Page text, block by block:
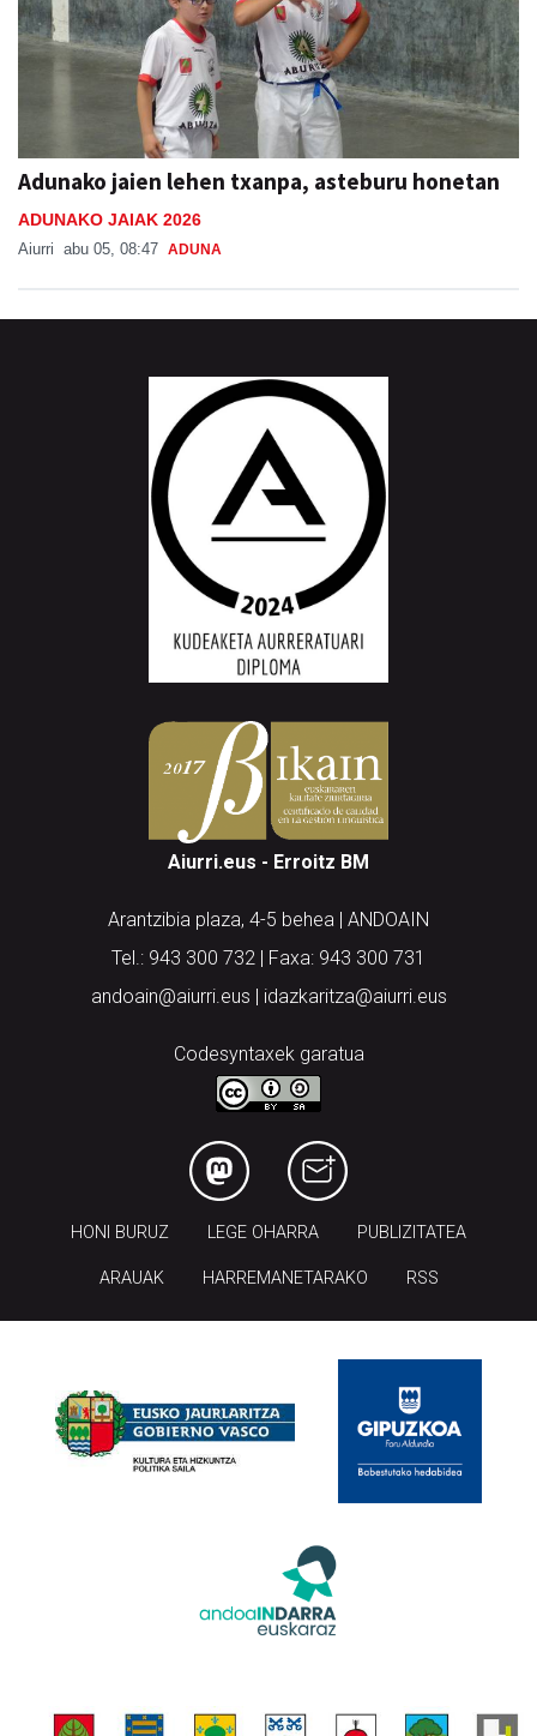
Adunako jaien lehen txanpa, asteburu honetan
ADUNAKO JAIAK 2026
Aiurri abu 05, 08:47 ADUNA
Aiurri.eus - Erroitz BM
Arantzibia plaza, 4-5 behea | ANDOAIN
Tel.: 943 300 732 | Faxa: 943 300 731
andoain@aiurri.eus | idazkaritza@aiurri.eus
Codesyntaxek garatua
HONI BURUZ LEGE OHARRA PUBLIZITATEA
ARAUAK HARREMANETARAKO RSS